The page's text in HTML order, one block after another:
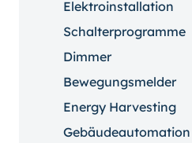
Elektroinstallation
Schalterprogramme
Dimmer
Bewegungsmelder
Energy Harvesting
Gebäudeautomation